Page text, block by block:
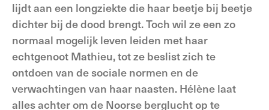
lijdt aan een longziekte die haar beetje bij beetje
dichter bij de dood brengt. Toch wil ze een zo
normaal mogelijk leven leiden met haar
echtgenoot Mathieu, tot ze beslist zich te
ontdoen van de sociale normen en de
verwachtingen van haar naasten. Hélène laat
alles achter om de Noorse berglucht op te